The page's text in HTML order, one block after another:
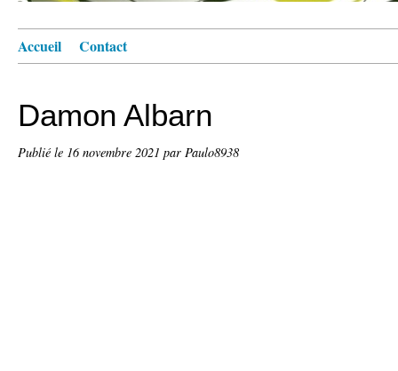
Accueil Contact
Damon Albarn
Publié le 16 novembre 2021 par Paulo8938